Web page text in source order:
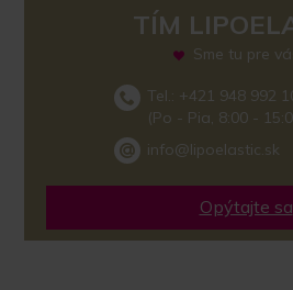
TÍM
Sme tu pre
Tel.: +421 948 992
(Po - Pia, 8:00 -
info@lipoelastic.sk
Opýtajte sa